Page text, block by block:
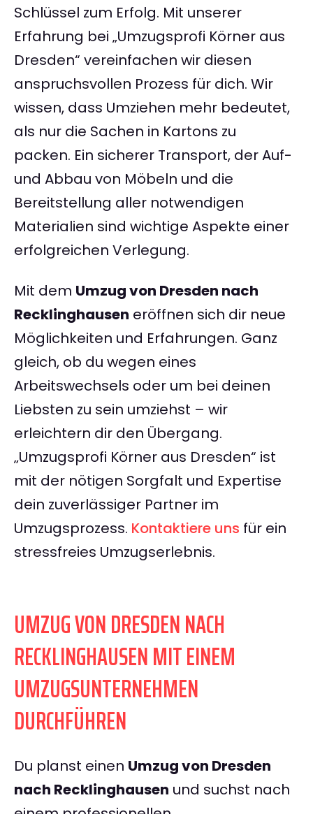
Schlüssel zum Erfolg. Mit unserer
Erfahrung bei „Umzugsprofi Körner aus
Dresden“ vereinfachen wir diesen
anspruchsvollen Prozess für dich. Wir
wissen, dass Umziehen mehr bedeutet,
als nur die Sachen in Kartons zu
packen. Ein sicherer Transport, der Auf-
und Abbau von Möbeln und die
Bereitstellung aller notwendigen
Materialien sind wichtige Aspekte einer
erfolgreichen Verlegung.
Mit dem Umzug von Dresden nach
Recklinghausen eröffnen sich dir neue
Möglichkeiten und Erfahrungen. Ganz
gleich, ob du wegen eines
Arbeitswechsels oder um bei deinen
Liebsten zu sein umziehst – wir
erleichtern dir den Übergang.
„Umzugsprofi Körner aus Dresden“ ist
mit der nötigen Sorgfalt und Expertise
dein zuverlässiger Partner im
Umzugsprozess. Kontaktiere uns für ein
stressfreies Umzugserlebnis.
UMZUG VON DRESDEN NACH
RECKLINGHAUSEN MIT EINEM
UMZUGSUNTERNEHMEN
DURCHFÜHREN
Du planst einen Umzug von Dresden
nach Recklinghausen und suchst nach